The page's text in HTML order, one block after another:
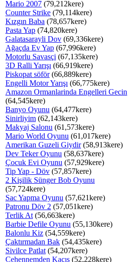
Mario 2007 (79,212kere)
Counter Strike (79,114kere)
Kızgın Baba (78,657kere)
Pasta Yap (74,820kere)
Galatasarayli Dov (69,336kere)
Ağaçda Ev Yap (67,996kere)
Motorlu Savasçi (67,135kere)
3D Ralli Yarışı (66,919kere)
Piskopat söför(66,889kere)
Engelli Motor Yarışı (66,775kere)
Amazon Ormanlarinda Engelleri Gecin
(64,545kere)
Banyo Oyunu (64,477kere)
Sinirliyim (62,143kere)
Makyaj Salonu (61,573kere)
Mario World Oyunu (61,017kere)
Amerikan Guzeli Giydir(58,913kere)
Dev Teker Oyunu (58,637kere)
Çocuk Evi Oyunu (57,929kere)
Tip Yap - Döv (57,857kere)
2 Kişilik Sünger Bob Oyunu
(57,724kere)
Sac Yapma Oyunu (57,621kere)
Patronu Döv 2 (57,051kere)
Terlik At (56,663kere)
Barbie Defile Oyunu (55,130kere)
Balonlu Kiz (54,559kere)
Çaktırmadan Bak (54,435kere)
Sivilce Patlat (54,207kere)
Cehennemden Kaçış (52,228kere)